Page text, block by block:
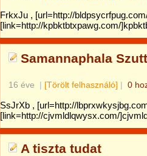
FrkxJu , [url=http://
[link=http://kpbktbtxpawg.com/
Samannaphala
16 éve | [Törölt felhasználó] | 0
SsJrXb , [url=http://
[link=http://cjvmldlqwysx.com/
A tiszta tudat